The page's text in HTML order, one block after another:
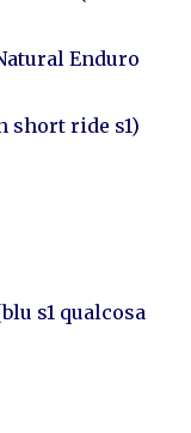
Enduro
short ride s1)
s1 qualcosa